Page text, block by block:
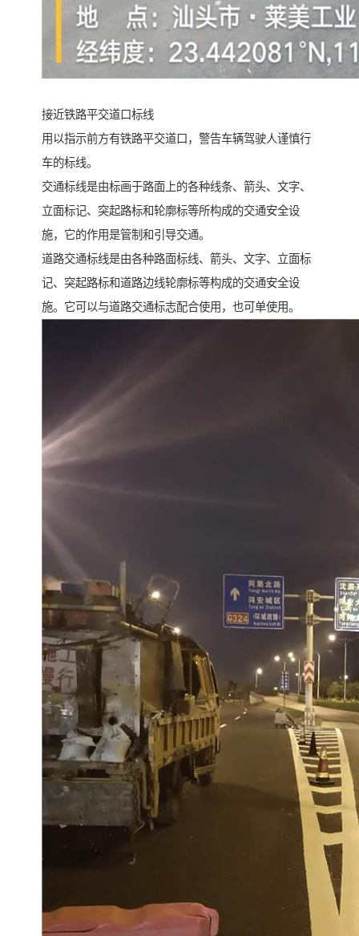
接近铁路平交道口标线
用以指示前方有铁路平交道口，警告车辆驾驶人谨慎行
车的标线。
交通标线是由标画于路面上的各种线条、箭头、文字、
立面标记、突起路标和轮廓标等所构成的交通安全设
施，它的作用是管制和引导交通。
道路交通标线是由各种路面标线、箭头、文字、立面标
记、突起路标和道路边线轮廓标等构成的交通安全设
施。它可以与道路交通标志配合使用，也可单使用。